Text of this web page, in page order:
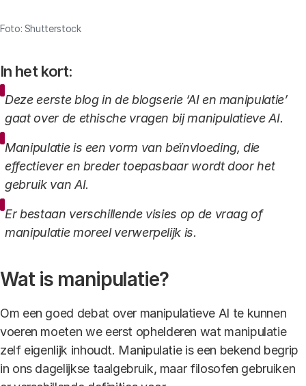
Foto: Shutterstock
In het kort:
Deze eerste blog in de blogserie ‘AI en manipulatie’
gaat over de ethische vragen bij manipulatieve AI.
Manipulatie is een vorm van beïnvloeding, die
effectiever en breder toepasbaar wordt door het
gebruik van AI.
Er bestaan verschillende visies op de vraag of
manipulatie moreel verwerpelijk is.
Wat is manipulatie?
Om een goed debat over manipulatieve AI te kunnen
voeren moeten we eerst ophelderen wat manipulatie
zelf eigenlijk inhoudt. Manipulatie is een bekend begrip
in ons dagelijkse taalgebruik, maar filosofen gebruiken